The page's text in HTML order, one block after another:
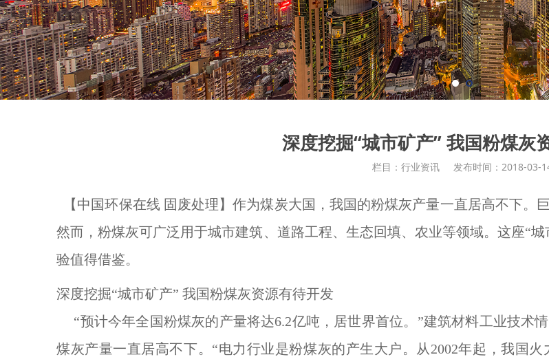
深度挖掘“城市矿产” 我国粉煤灰
栏目：行业资讯 发布时间：2018-03-
【中国环保在线 固废处理】作为煤炭大国，我国的粉煤灰产量一直居高不下。
然而，粉煤灰可广泛用于城市建筑、道路工程、生态回填、农业等领域。这座“
验值得借鉴。
深度挖掘“城市矿产” 我国粉煤灰资源有待开发
“预计今年全国粉煤灰的产量将达6.2亿吨，居世界首位。”建筑材料工业技术
煤灰产量一直居高不下。“电力行业是粉煤灰的产生大户。从2002年起，我国